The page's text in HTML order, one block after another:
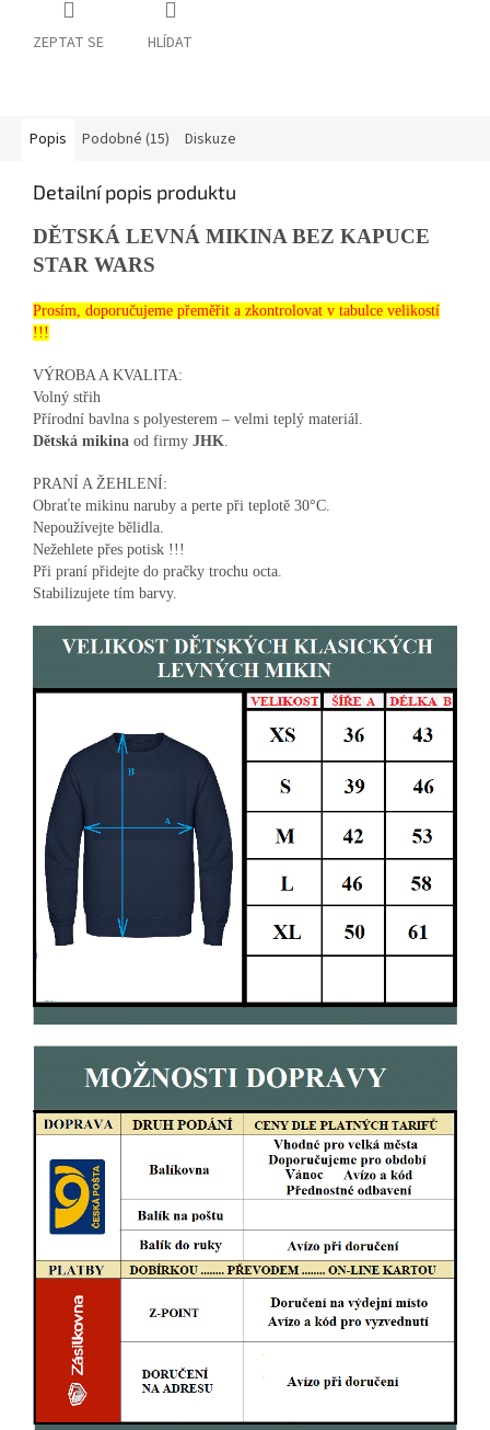
ZEPTAT SE HLÍDAT
Popis Podobné (15) Diskuze
Detailní popis produktu
DĚTSKÁ LEVNÁ MIKINA BEZ KAPUCE
STAR WARS
Prosím, doporučujeme přeměřit a zkontrolovat v tabulce velikostí
!!!
VÝROBA A KVALITA:
Volný střih
Přírodní bavlna s polyesterem – velmi teplý materiál.
Dětská mikina od firmy JHK.
PRANÍ A ŽEHLENÍ:
Obraťte mikinu naruby a perte při teplotě 30°C.
Nepoužívejte bělidla.
Nežehlete přes potisk !!!
Při praní přidejte do pračky trochu octa.
Stabilizujete tím barvy.